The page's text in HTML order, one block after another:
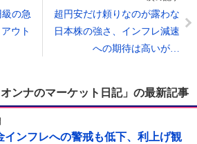
の急
ウト
超円安だけ頼りなのが露わな
日本株の強さ、インフレ減速
への期待は高いが…
ンナのマーケット日記」の最新記事
インフレへの警戒も低下、利上げ観